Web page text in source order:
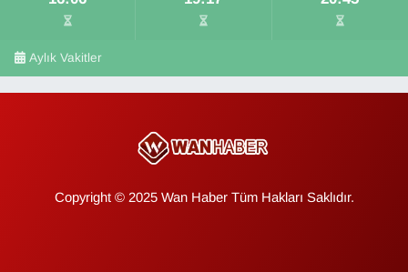
Aylık Vakitler
Copyright © 2025 Wan Haber Tüm Hakları Saklıdır.